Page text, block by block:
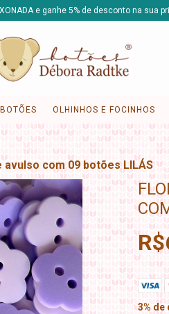
e ganhe 5% de desconto na sua
BOTÕES OLHINHOS E FOCINHOS
com 09 botões LILÁS
3% de